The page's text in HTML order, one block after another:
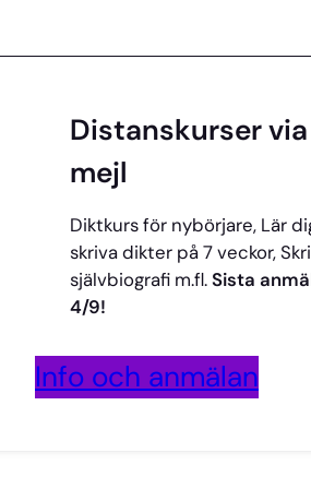
Distanskurser via
mejl
Diktkurs för nybörjare, Lär
skriva dikter på 7 veckor,
självbiografi m.fl.Sista
4/9!
Info och anmälan